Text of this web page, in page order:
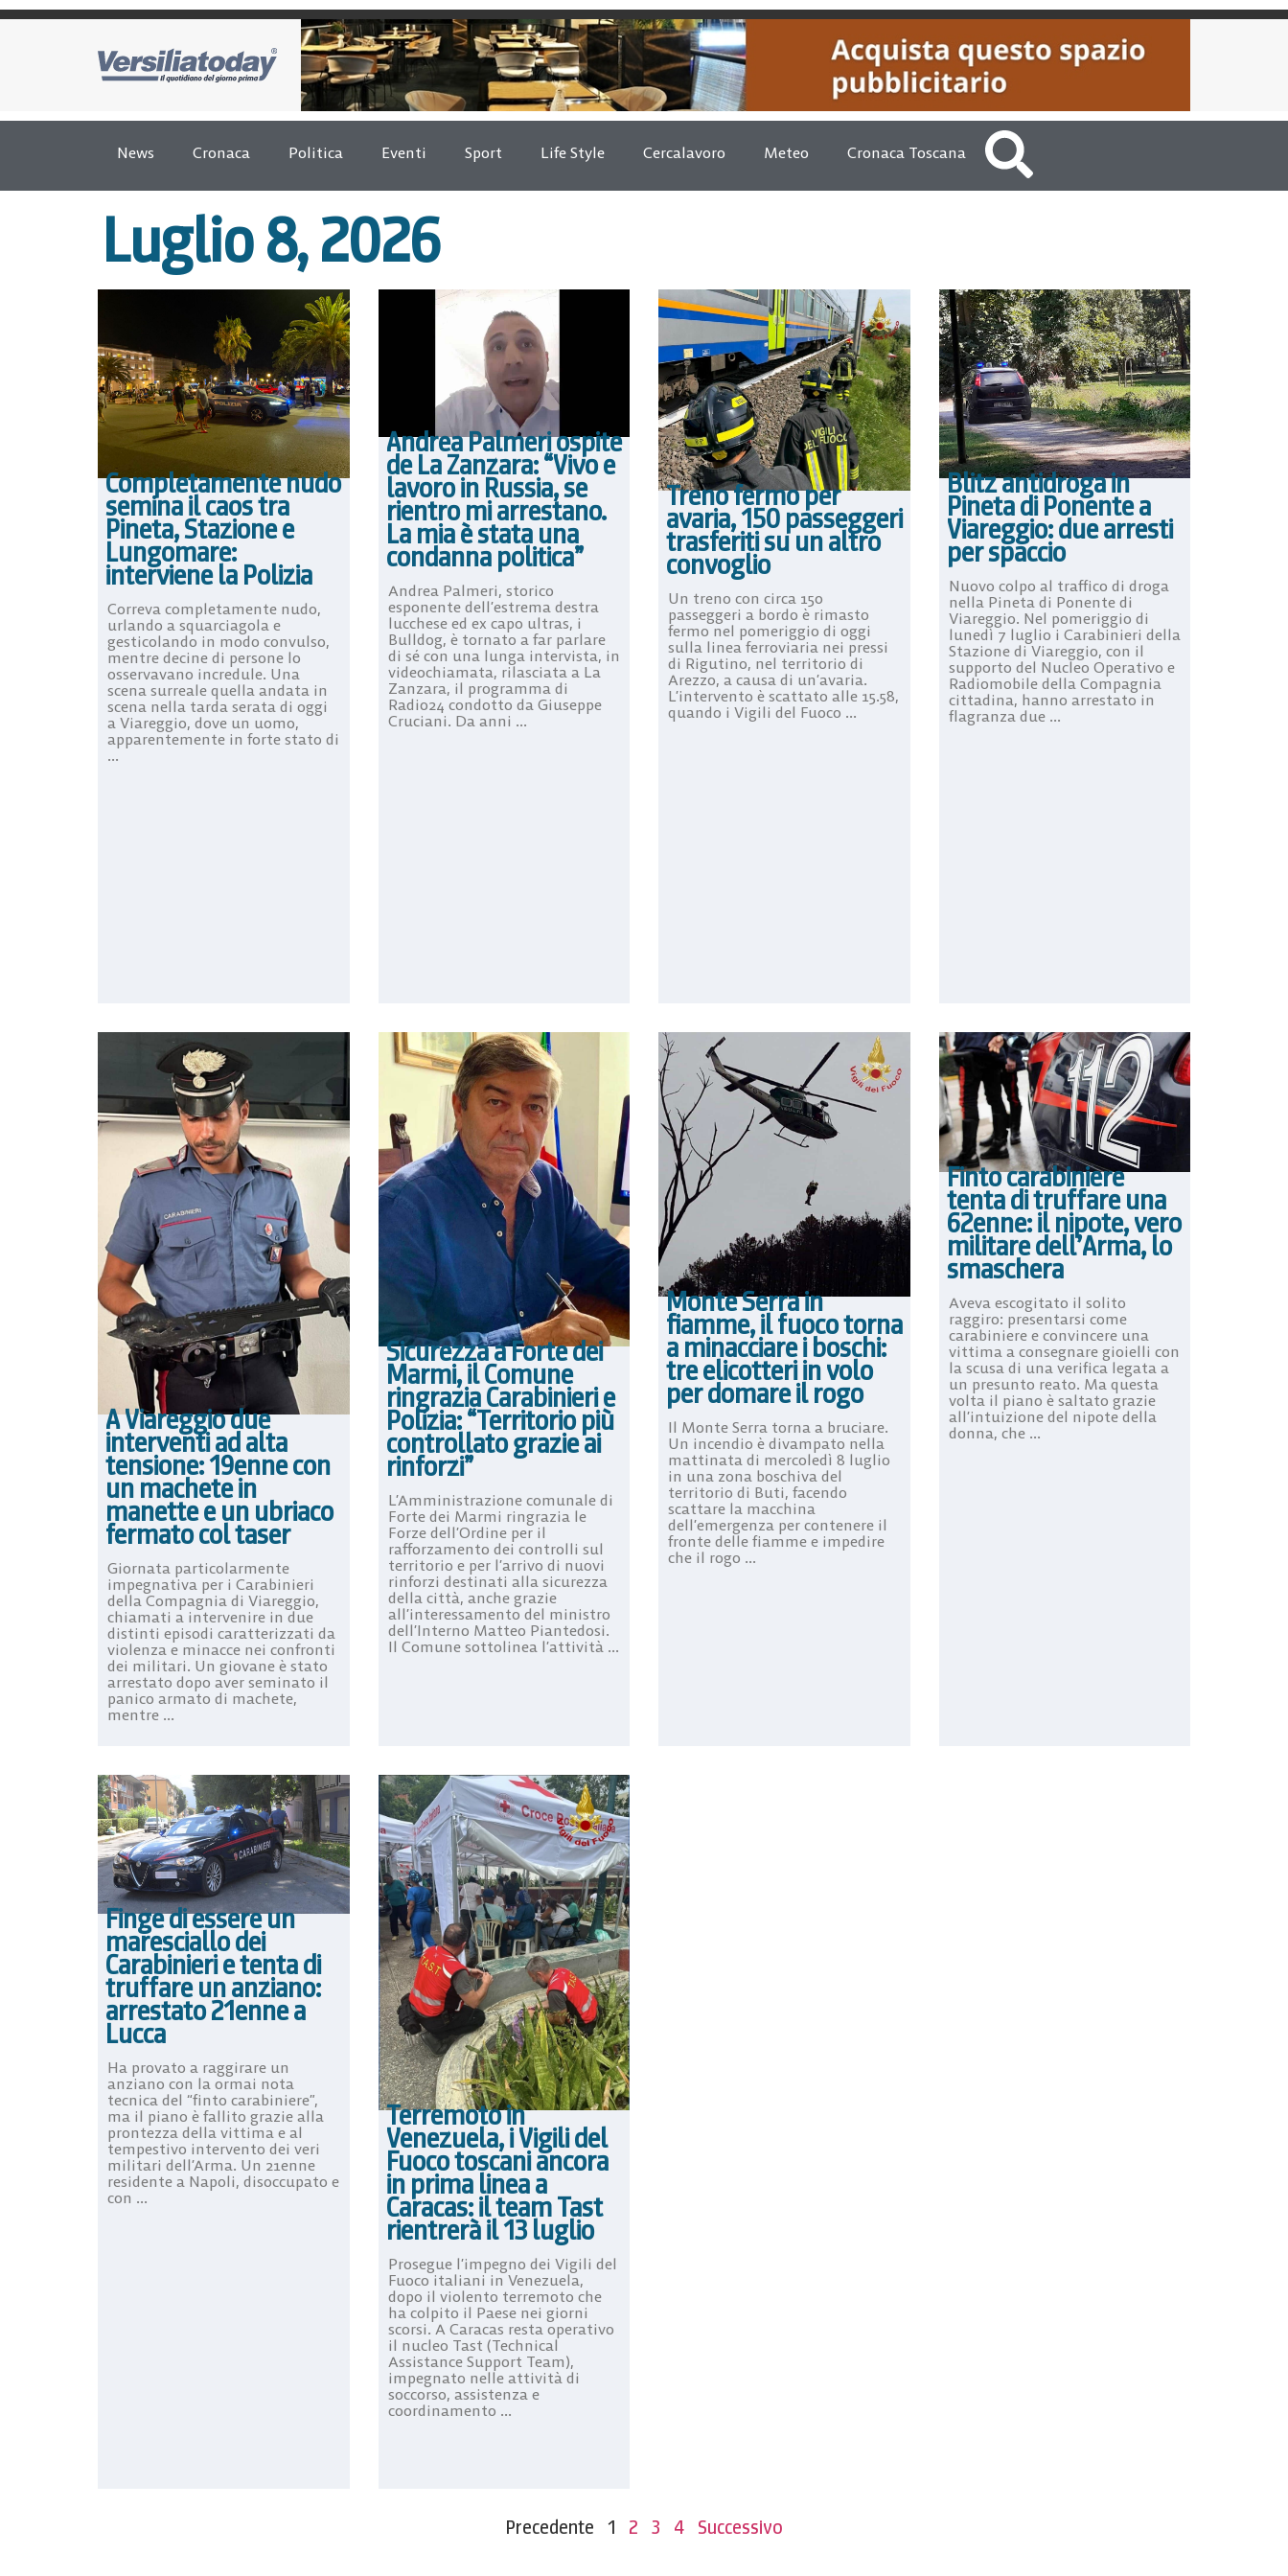
News Cronaca Politica Eventi Sport Life Style Cercalavoro Meteo Cronaca Toscana
Luglio 8, 2026
Completamente nudo
semina il caos tra
Pineta, Stazione e
Lungomare:
interviene la Polizia
Correva completamente nudo,
urlando a squarciagola e
gesticolando in modo convulso,
mentre decine di persone lo
osservavano incredule. Una
scena surreale quella andata in
scena nella tarda serata di oggi
a Viareggio, dove un uomo,
apparentemente in forte stato di
...
Andrea Palmeri ospite
de La Zanzara: “Vivo e
lavoro in Russia, se
rientro mi arrestano.
La mia è stata una
condanna politica”
Andrea Palmeri, storico
esponente dell’estrema destra
lucchese ed ex capo ultras, i
Bulldog, è tornato a far parlare
di sé con una lunga intervista, in
videochiamata, rilasciata a La
Zanzara, il programma di
Radio24 condotto da Giuseppe
Cruciani. Da anni ...
Treno fermo per
avaria, 150 passeggeri
trasferiti su un altro
convoglio
Un treno con circa 150
passeggeri a bordo è rimasto
fermo nel pomeriggio di oggi
sulla linea ferroviaria nei pressi
di Rigutino, nel territorio di
Arezzo, a causa di un’avaria.
L’intervento è scattato alle 15.58,
quando i Vigili del Fuoco ...
Blitz antidroga in
Pineta di Ponente a
Viareggio: due arresti
per spaccio
Nuovo colpo al traffico di droga
nella Pineta di Ponente di
Viareggio. Nel pomeriggio di
lunedì 7 luglio i Carabinieri della
Stazione di Viareggio, con il
supporto del Nucleo Operativo e
Radiomobile della Compagnia
cittadina, hanno arrestato in
flagranza due ...
A Viareggio due
interventi ad alta
tensione: 19enne con
un machete in
manette e un ubriaco
fermato col taser
Giornata particolarmente
impegnativa per i Carabinieri
della Compagnia di Viareggio,
chiamati a intervenire in due
distinti episodi caratterizzati da
violenza e minacce nei confronti
dei militari. Un giovane è stato
arrestato dopo aver seminato il
panico armato di machete,
mentre ...
Sicurezza a Forte dei
Marmi, il Comune
ringrazia Carabinieri e
Polizia: “Territorio più
controllato grazie ai
rinforzi”
L’Amministrazione comunale di
Forte dei Marmi ringrazia le
Forze dell’Ordine per il
rafforzamento dei controlli sul
territorio e per l’arrivo di nuovi
rinforzi destinati alla sicurezza
della città, anche grazie
all’interessamento del ministro
dell’Interno Matteo Piantedosi.
Il Comune sottolinea l’attività ...
Monte Serra in
fiamme, il fuoco torna
a minacciare i boschi:
tre elicotteri in volo
per domare il rogo
Il Monte Serra torna a bruciare.
Un incendio è divampato nella
mattinata di mercoledì 8 luglio
in una zona boschiva del
territorio di Buti, facendo
scattare la macchina
dell’emergenza per contenere il
fronte delle fiamme e impedire
che il rogo ...
Finto carabiniere
tenta di truffare una
62enne: il nipote, vero
militare dell’Arma, lo
smaschera
Aveva escogitato il solito
raggiro: presentarsi come
carabiniere e convincere una
vittima a consegnare gioielli con
la scusa di una verifica legata a
un presunto reato. Ma questa
volta il piano è saltato grazie
all’intuizione del nipote della
donna, che ...
Finge di essere un
maresciallo dei
Carabinieri e tenta di
truffare un anziano:
arrestato 21enne a
Lucca
Ha provato a raggirare un
anziano con la ormai nota
tecnica del “finto carabiniere”,
ma il piano è fallito grazie alla
prontezza della vittima e al
tempestivo intervento dei veri
militari dell’Arma. Un 21enne
residente a Napoli, disoccupato e
con ...
Terremoto in
Venezuela, i Vigili del
Fuoco toscani ancora
in prima linea a
Caracas: il team Tast
rientrerà il 13 luglio
Prosegue l’impegno dei Vigili del
Fuoco italiani in Venezuela,
dopo il violento terremoto che
ha colpito il Paese nei giorni
scorsi. A Caracas resta operativo
il nucleo Tast (Technical
Assistance Support Team),
impegnato nelle attività di
soccorso, assistenza e
coordinamento ...
Precedente 1 2 3 4 Successivo